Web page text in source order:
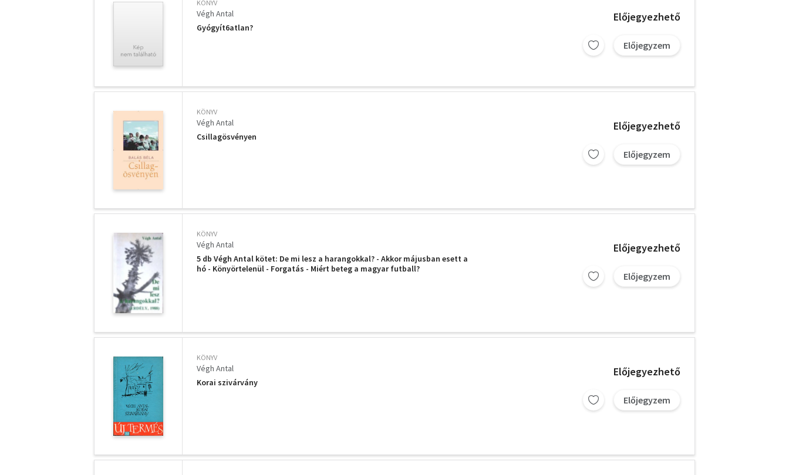
KÖNYV
Végh Antal
Gyógyít6atlan?
Előjegyezhető
Előjegyzem
KÖNYV
Végh Antal
Csillagösvényen
Előjegyezhető
Előjegyzem
KÖNYV
Végh Antal
5 db Végh Antal kötet: De mi lesz a harangokkal? - Akkor májusban esett a
hó - Könyörtelenül - Forgatás - Miért beteg a magyar futball?
Előjegyezhető
Előjegyzem
KÖNYV
Végh Antal
Korai szivárvány
Előjegyezhető
Előjegyzem